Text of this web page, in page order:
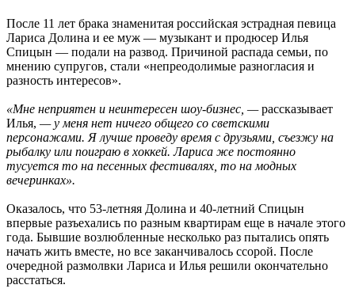
После 11 лет брака знаменитая российская эстрадная певица
Лариса Долина и ее муж — музыкант и продюсер Илья
Спицын — подали на развод. Причиной распада семьи, по
мнению супругов, стали «непреодолимые разногласия и
разность интересов».
«Мне неприятен и неинтересен шоу-бизнес, —рассказывает
Илья, — у меня нет ничего общего со светскими
персонажами. Я лучше проведу время с друзьями, съезжу на
рыбалку или поиграю в хоккей. Лариса же постоянно
тусуется то на песенных фестивалях, то на модных
вечеринках».
Оказалось, что 53-летняя Долина и 40-летний Спицын
впервые разъехались по разным квартирам еще в начале этого
года. Бывшие возлюбленные несколько раз пытались опять
начать жить вместе, но все заканчивалось ссорой. После
очередной размолвки Лариса и Илья решили окончательно
расстаться.